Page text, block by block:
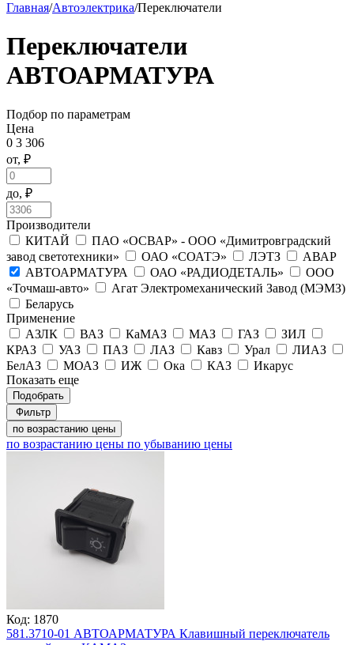
Главная/Автоэлектрика/Переключатели
Переключатели
АВТОАРМАТУРА
Подбор по параметрам
Цена
0 3 306
от, ₽
до, ₽
Производители
КИТАЙ
ПАО «ОСВАР» - ООО «Димитровградский
завод светотехники»
ОАО «СОАТЭ» ЛЭТЗ
АВАР
АВТОАРМАТУРА
ОАО «РАДИОДЕТАЛЬ»
ООО
«Точмаш-авто»
Агат Электромеханический Завод (МЭМЗ)
Беларусь
Применение
АЗЛК
ВАЗ КаМАЗ МАЗ ГАЗ
ЗИЛ
КРАЗ
УАЗ ПАЗ ЛАЗ Кавз Урал
ЛИАЗ
БелАЗ
МОАЗ ИЖ Ока КАЗ
Икарус
Показать еще
Подобрать
Фильтр
по возрастанию цены
по возрастанию цены по убыванию цены
Код: 1870
581.3710-01 АВТОАРМАТУРА Клавишный переключатель